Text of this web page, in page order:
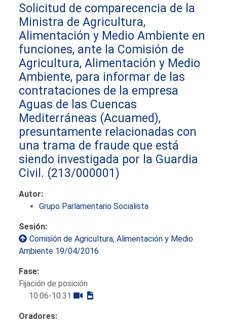
Solicitud de comparecencia de la
Ministra de Agricultura,
Alimentación y Medio Ambiente en
funciones, ante la Comisión de
Agricultura, Alimentación y Medio
Ambiente, para informar de las
contrataciones de la empresa
Aguas de las Cuencas
Mediterráneas (Acuamed),
presuntamente relacionadas con
una trama de fraude que está
siendo investigada por la Guardia
Civil. (213/000001)
Autor:
Grupo Parlamentario Socialista
Sesión:
Comisión de Agricultura, Alimentación y Medio
Ambiente 19/04/2016
Fase:
Fijación de posición
10:06-10:31
Oradores: